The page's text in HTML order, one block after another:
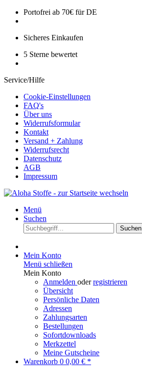
Portofrei ab 70€ für DE
Sicheres Einkaufen
5 Sterne bewertet
Service/Hilfe
Cookie-Einstellungen
FAQ's
Über uns
Widerrufsformular
Kontakt
Versand + Zahlung
Widerrufsrecht
Datenschutz
AGB
Impressum
Menü
Suchen
Suchen
Mein Konto
Menü schließen
Mein Konto
Anmelden oderregistrieren
Übersicht
Persönliche Daten
Adressen
Zahlungsarten
Bestellungen
Sofortdownloads
Merkzettel
Meine Gutscheine
Warenkorb 0 0,00 € *